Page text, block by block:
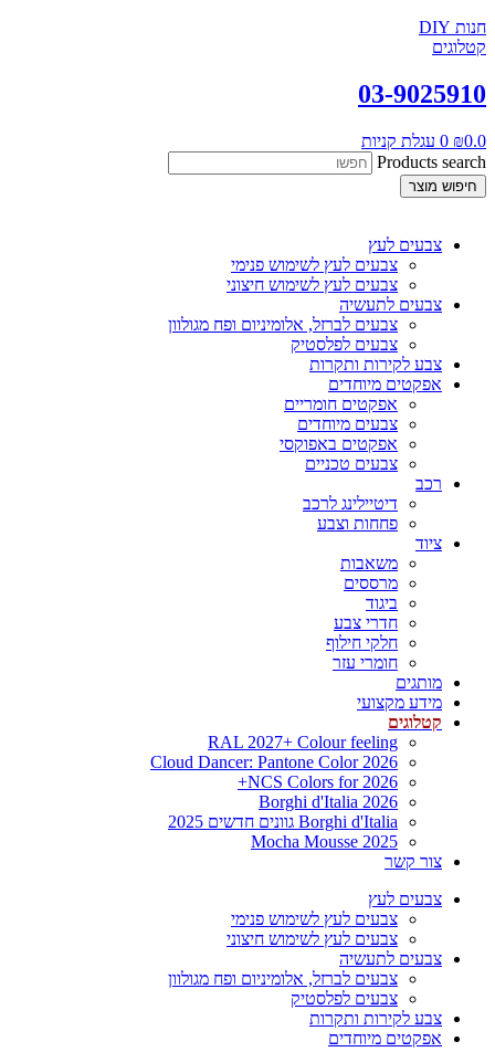
חנות DIY
קטלוגים
03-9025910
₪0.0
0 עגלת קניות
Products search
חיפוש מוצר
צבעים לעץ
צבעים לעץ לשימוש פנימי
צבעים לעץ לשימוש חיצוני
צבעים לתעשיה
צבעים לברזל, אלומיניום ופח מגולוון
צבעים לפלסטיק
צבע לקירות ותקרות
אפקטים מיוחדים
אפקטים חומריים
צבעים מיוחדים
אפקטים באפוקסי
צבעים טכניים
רכב
דיטיילינג לרכב
פחחות וצבע
ציוד
משאבות
מרססים
ביגוד
חדרי צבע
חלקי חילוף
חומרי עזר
מותגים
מידע מקצועי
קטלוגים
RAL 2027+ Colour feeling
Cloud Dancer: Pantone Color 2026
NCS Colors for 2026+
Borghi d'Italia 2026
Borghi d'Italia גוונים חדשים 2025
Mocha Mousse 2025
צור קשר
צבעים לעץ
צבעים לעץ לשימוש פנימי
צבעים לעץ לשימוש חיצוני
צבעים לתעשיה
צבעים לברזל, אלומיניום ופח מגולוון
צבעים לפלסטיק
צבע לקירות ותקרות
אפקטים מיוחדים